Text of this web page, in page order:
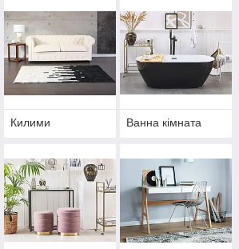
Килими Ванна кімната